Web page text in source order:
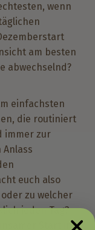
wenn
am besten
abwechselnd?
einfachsten
die routiniert
immer zur
euch also
oder zu welcher
jeden Tag?
Start in